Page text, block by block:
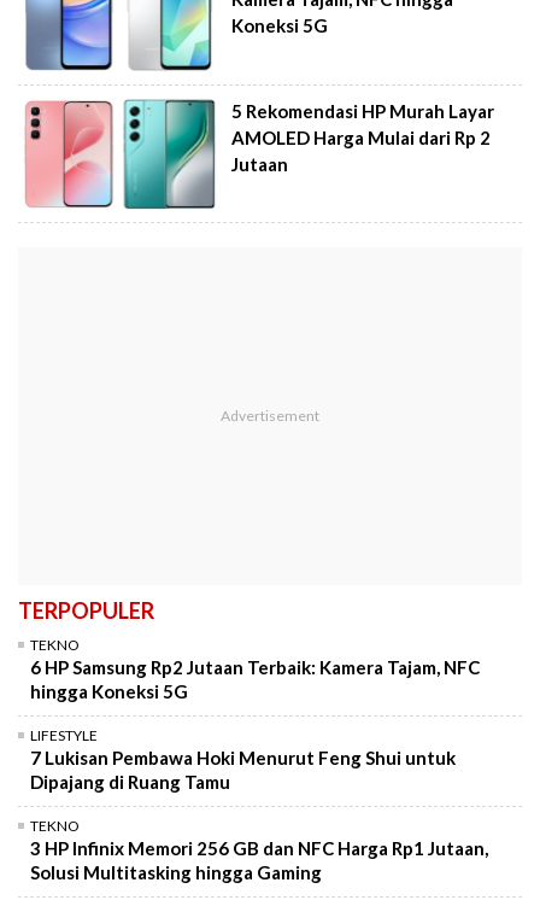
Koneksi 5G
5 Rekomendasi HP Murah Layar
AMOLED Harga Mulai dari Rp 2
Jutaan
TERPOPULER
TEKNO
6 HP Samsung Rp2 Jutaan Terbaik: Kamera Tajam, NFC
hingga Koneksi 5G
LIFESTYLE
7 Lukisan Pembawa Hoki Menurut Feng Shui untuk
Dipajang di Ruang Tamu
TEKNO
3 HP Infinix Memori 256 GB dan NFC Harga Rp1 Jutaan,
Solusi Multitasking hingga Gaming